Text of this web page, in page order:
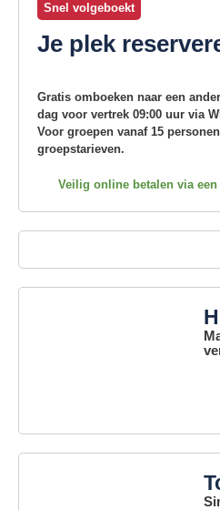
Snel volgeboekt
Je plek
Gratis omboeken naar een
dag voor vertrek 09:00 uur via
Voor groepen vanaf 15
groepstarieven.
Veilig online betalen via